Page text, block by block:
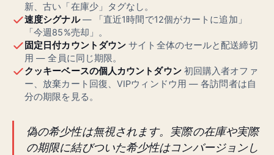
新、古い「在庫少」タグなし。
速度シグナル— 「直近1時間で12個がカートに追加」
「今週85%売却」。
固定日付カウントダウン サイト全体のセールと配送締切
用 — 全員に同じ期限。
クッキーベースの個人カウントダウン初回購入者オファ
ー、放棄カート回復、VIPウィンドウ用 — 各訪問者は自
分の期限を見る。
偽の希少性は無視されます。実際の在庫や実際
の期限に結びついた希少性はコンバージョンし